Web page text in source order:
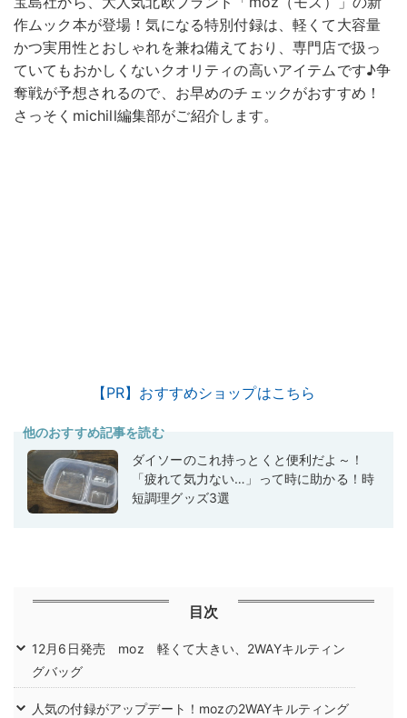
作ムック本が登場！気になる特別付録は、軽くて大容量
かつ実用性とおしゃれを兼ね備えており、専門店で扱っ
ていてもおかしくないクオリティの高いアイテムです♪争
奪戦が予想されるので、お早めのチェックがおすすめ！
さっそくmichill編集部がご紹介します。
【PR】おすすめショップはこちら
他のおすすめ記事を読む
ダイソーのこれ持っとくと便利だよ～！
「疲れて気力ない…」って時に助かる！時
短調理グッズ3選
目次
12月6日発売 moz 軽くて大きい、2WAYキルティン
グバッグ
人気の付録がアップデート！mozの2WAYキルティング